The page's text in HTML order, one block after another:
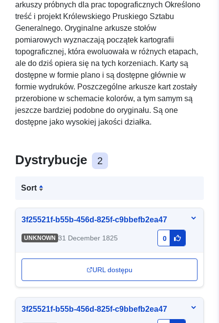
arkuszy próbnych dla prac topograficznych Określono
treść i projekt Królewskiego Pruskiego Sztabu
Generalnego. Oryginalne arkusze stołów
pomiarowych wyznaczają początek kartografii
topograficznej, która ewoluowała w różnych etapach,
ale do dziś opiera się na tych korzeniach. Karty są
dostępne w formie plano i są dostępne głównie w
formie wydruków. Poszczególne arkusze kart zostały
przerobione w schemacie kolorów, a tym samym są
jeszcze bardziej podobne do oryginału. Są one
dostępne jako wysokiej jakości działka.
Dystrybucje 2
Sort
3f25521f-b55b-456d-825f-c9bbefb2ea47
UNKNOWN 31 December 1825 0
URL dostępu
3f25521f-b55b-456d-825f-c9bbefb2ea47